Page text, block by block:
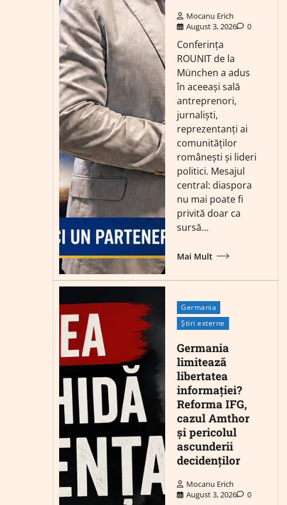
Mocanu Erich
August 3, 2026
0
Conferința
ROUNIT de la
München a adus
în aceeași sală
antreprenori,
jurnaliști,
reprezentanți ai
comunităților
românești și lideri
politici. Mesajul
central: diaspora
nu mai poate fi
privită doar ca
sursă…
Mai Mult
Germania
Știri externe
Germania
limitează
libertatea
informației?
Reforma IFG,
cazul Amthor
și pericolul
ascunderii
decidenților
Mocanu Erich
August 3, 2026
0